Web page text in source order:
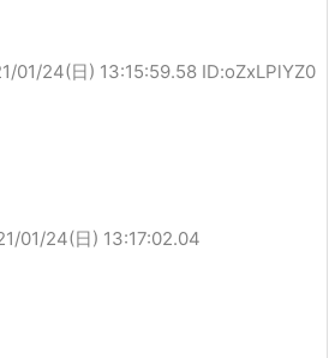
01/24(日) 13:15:59.58 ID:oZxLPlYZ0
01/24(日) 13:17:02.04